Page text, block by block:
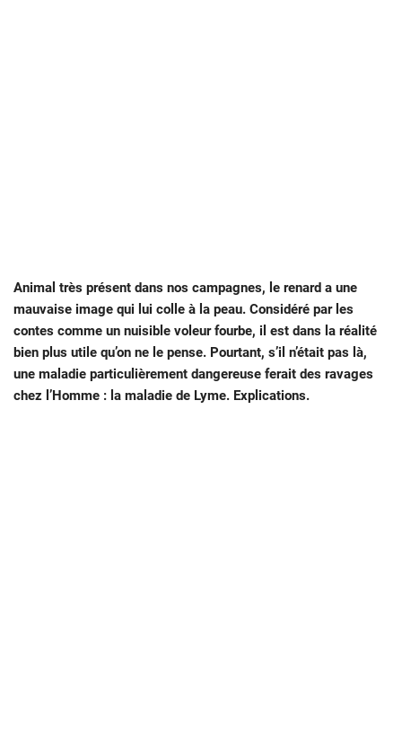
Animal très présent dans nos campagnes, le renard a une
mauvaise image qui lui colle à la peau. Considéré par les
contes comme un nuisible voleur fourbe, il est dans la réalité
bien plus utile qu’on ne le pense. Pourtant, s’il n’était pas là,
une maladie particulièrement dangereuse ferait des ravages
chez l’Homme : la maladie de Lyme. Explications.